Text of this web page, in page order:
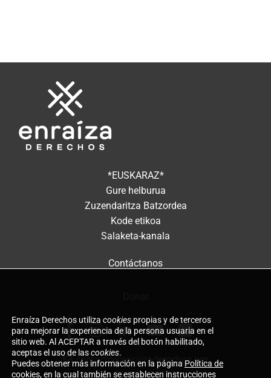
*EUSKARAZ*
Gure helburua
Zuzendaritza Batzordea
Kode etikoa
Salaketa-kanala
Contáctanos
contacto@enraizaderechos.org
+34 660597743
Enraíza Derechos utiliza cookies propias y de terceros
para mejorar la experiencia de la persona usuaria en el
sitio web. Al ACEPTAR a través del botón habilitado,
aceptas el uso de lascookies.
Puedes obtener más información en la página Política de
cookies, en la cual también se establecen instrucciones